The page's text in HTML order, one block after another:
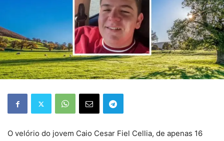
O velório do jovem Caio Cesar Fiel Cellia, de apenas 16